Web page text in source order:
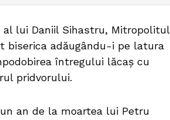
lui Daniil Sihastru, Mitropolitul
biserica adăugându-i pe latura
întregului lăcaș cu
pridvorului.
an de la moartea lui Petru